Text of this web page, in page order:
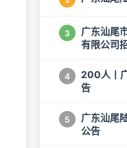
3
广东汕尾
有限公司
4
200人丨
告
5
广东汕尾
公告